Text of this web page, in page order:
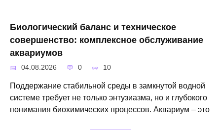
Биологический баланс и техническое
совершенство: комплексное обслуживание
аквариумов
04.08.2026 0 10
Поддержание стабильной среды в замкнутой водной
системе требует не только энтузиазма, но и глубокого
понимания биохимических процессов. Аквариум – это